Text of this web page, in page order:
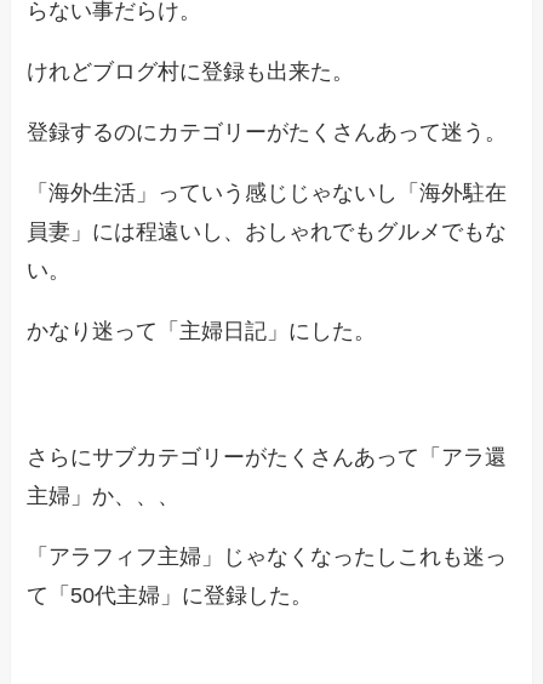
らない事だらけ。
けれどブログ村に登録も出来た。
登録するのにカテゴリーがたくさんあって迷う。
「海外生活」っていう感じじゃないし「海外駐在
員妻」には程遠いし、おしゃれでもグルメでもな
い。
かなり迷って「主婦日記」にした。
さらにサブカテゴリーがたくさんあって「アラ還
主婦」か、、、
「アラフィフ主婦」じゃなくなったしこれも迷っ
て「50代主婦」に登録した。